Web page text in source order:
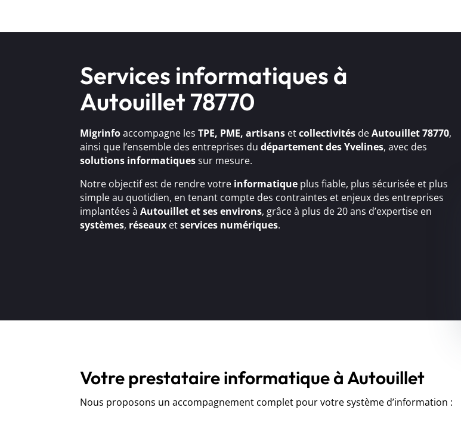
Services informatiques à
Autouillet 78770
Migrinfoaccompagne lesTPE, PME, artisans etcollectivités deAutouillet 78770,
ainsi que l’ensemble des entreprises dudépartement des Yvelines, avec des
solutions informatiquessur mesure.
Notre objectif est de rendre votre informatique plus fiable, plus sécurisée et plus
simple au quotidien, en tenant compte des contraintes et enjeux des entreprises
implantées àAutouillet et ses environs, grâce à plus de 20 ans d’expertise en
systèmes, réseaux etservices numériques.
Votre prestataire informatique à Autouillet
Nous proposons un accompagnement complet pour votre système d’information :